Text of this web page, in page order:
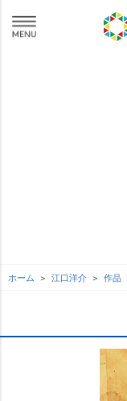
ホーム 江口洋介 作品